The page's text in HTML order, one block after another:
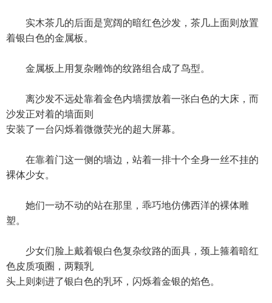
实木茶几的后面是宽阔的暗红色沙发，茶几上面则放置
着银白色的金属板。
金属板上用复杂雕饰的纹路组合成了鸟型。
离沙发不远处靠着金色内墙摆放着一张白色的大床，而
沙发正对着的墙面则
安装了一台闪烁着微微荧光的超大屏幕。
在靠着门这一侧的墙边，站着一排十个全身一丝不挂的
裸体少女。
她们一动不动的站在那里，乖巧地仿佛西洋的裸体雕
塑。
少女们脸上戴着银白色复杂纹路的面具，颈上箍着暗红
色皮质项圈，两颗乳
头上则刺进了银白色的乳环，闪烁着金银的焰色。